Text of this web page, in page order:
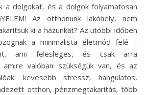
a dolgokat, és a dolgok folyamatosan
Az otthonunk lakóhely, nem
ki a házunkat? Az utóbbi időben
a minimalista életmód felé –
ami felesleges, és csak arra
amire valóban szükségük van, és az
kevesebb stressz, hangulatos,
otthon, pénzmegtakarítás, több